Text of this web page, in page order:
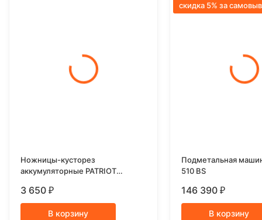
Ножницы-кусторез
аккумуляторные PATRIOT
3 650 ₽
В корзину
скидка 5% за
Подметальная
510 BS
146 390 ₽
В корзину